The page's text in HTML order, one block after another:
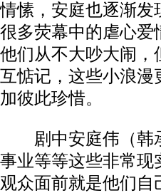
情愫，安庭也逐渐发
很多荧幕中的虐心爱
他们从不大吵大闹，
互惦记，这些小浪漫
加彼此珍惜。
剧中安庭伟（韩承
事业等等这些非常现
观众面前就是他们